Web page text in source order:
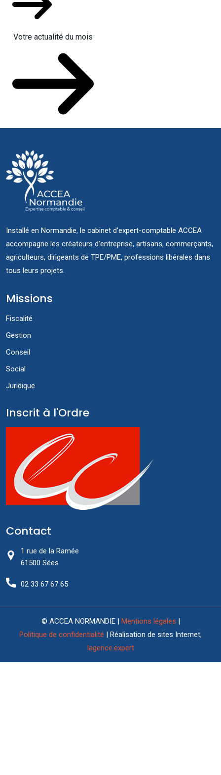
Votre actualité du mois
Installé en Normandie, le cabinet d’expert-comptable ACCEA
accompagne les créateurs d’entreprise, artisans, commerçants,
agriculteurs, dirigeants de TPE/PME, professions libérales dans
tous leurs projets.
Missions
Fiscalité
Gestion
Conseil
Social
Juridique
Inscrit à l'Ordre
Contact
1 rue de la Ramée
61500 Sées
02 33 67 67 65
© ACCEA NORMANDIE | Mentions légales |
Politique de confidentialité | Réalisation de sites Internet,
lagence.expert